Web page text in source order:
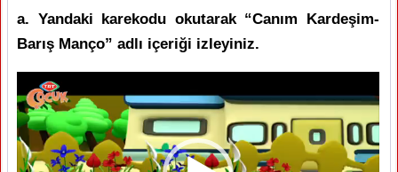
a. Yandaki karekodu okutarak “Canım Kardeşim-
Barış Manço” adlı içeriği izleyiniz.
Video
oynatıcı